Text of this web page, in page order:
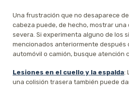
Una frustración que no desaparece
cabeza puede, de hecho, mostrar una
severa. Si experimenta alguno de los
mencionados anteriormente después
automóvil o camión, busque atención
Lesiones en el cuello y la espalda:
una colisión trasera también puede